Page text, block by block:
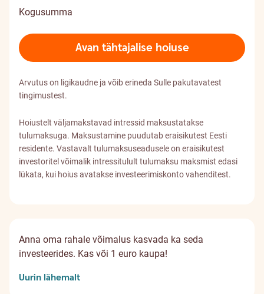
Kogusumma
Avan tähtajalise hoiuse
Arvutus on ligikaudne ja võib erineda Sulle pakutavatest
tingimustest.
Hoiustelt väljamakstavad intressid maksustatakse
tulumaksuga. Maksustamine puudutab eraisikutest Eesti
residente. Vastavalt tulumaksuseadusele on eraisikutest
investoritel võimalik intressitulult tulumaksu maksmist edasi
lükata, kui hoius avatakse investeerimiskonto vahenditest.
Anna oma rahale võimalus kasvada ka seda
investeerides. Kas või 1 euro kaupa!
Uurin lähemalt